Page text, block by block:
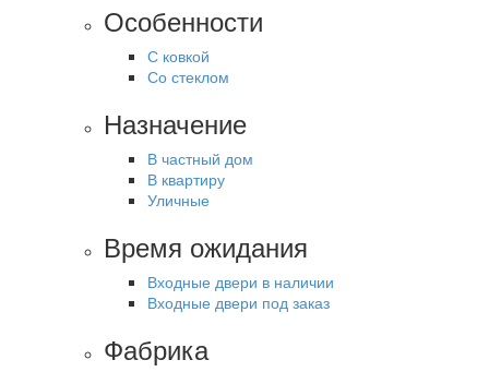
Особенности
С ковкой
Со стеклом
Назначение
В частный дом
В квартиру
Уличные
Время ожидания
Входные двери в наличии
Входные двери под заказ
Фабрика